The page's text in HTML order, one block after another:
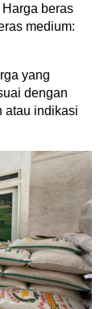
beras
medium:
yang
dengan
atau indikasi